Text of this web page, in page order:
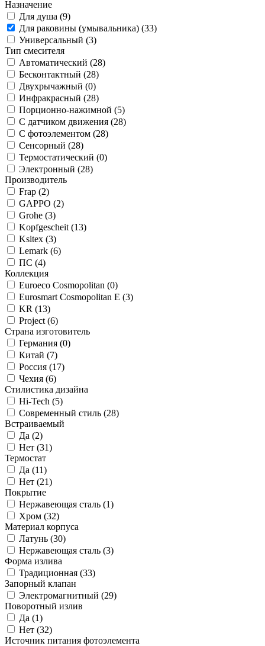
Назначение
Для душа (9)
Для раковины (умывальника) (33)
Универсальный (3)
Тип смесителя
Автоматический (28)
Бесконтактный (28)
Двухрычажный (0)
Инфракрасный (28)
Порционно-нажимной (5)
С датчиком движения (28)
С фотоэлементом (28)
Сенсорный (28)
Термостатический (0)
Электронный (28)
Производитель
Frap (2)
GAPPO (2)
Grohe (3)
Kopfgescheit (13)
Ksitex (3)
Lemark (6)
ПС (4)
Коллекция
Euroeco Cosmopolitan (0)
Eurosmart Cosmopolitan E (3)
KR (13)
Project (6)
Страна изготовитель
Германия (0)
Китай (7)
Россия (17)
Чехия (6)
Стилистика дизайна
Hi-Tech (5)
Современный стиль (28)
Встраиваемый
Да (2)
Нет (31)
Термостат
Да (11)
Нет (21)
Покрытие
Нержавеющая сталь (1)
Хром (32)
Материал корпуса
Латунь (30)
Нержавеющая сталь (3)
Форма излива
Традиционная (33)
Запорный клапан
Электромагнитный (29)
Поворотный излив
Да (1)
Нет (32)
Источник питания фотоэлемента